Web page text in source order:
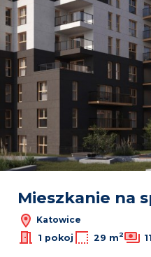
30
Leaflet|©
Mieszkanie na
Katowice
1 pokoj
29 m2